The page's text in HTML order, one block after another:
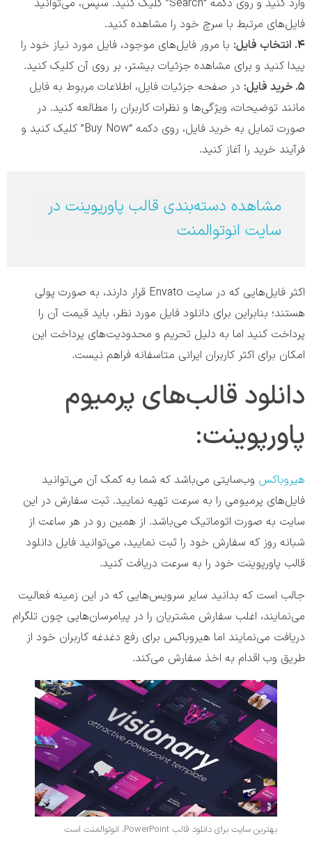
وارد کنید و روی دکمه “Search” کلیک کنید. سپس، می‌توانید
فایل‌های مرتبط با سرچ خود را مشاهده کنید.
۴. انتخاب فایل:
با مرور فایل‌های موجود، فایل مورد نیاز خود را
پیدا کنید و برای مشاهده جزئیات بیشتر، بر روی آن کلیک کنید.
۵. خرید فایل:
در صفحه جزئیات فایل، اطلاعات مربوط به فایل
مانند توضیحات، ویژگی‌ها و نظرات کاربران را مطالعه کنید. در
صورت تمایل به خرید فایل، روی دکمه “Buy Now” کلیک کنید و
فرآیند خرید را آغاز کنید.
مشاهده دسته‌بندی قالب پاورپوینت در
سایت انوتوالمنت
اکثر فایل‌هایی که در سایت Envato قرار دارند، به صورت پولی
هستند؛ بنابراین برای دانلود فایل مورد نظر، باید قیمت آن را
پرداخت کنید اما به دلیل تحریم و محدودیت‌های پرداخت این
امکان برای اکثر کاربران ایرانی متاسفانه فراهم نیست.
دانلود قالب‌های پرمیوم
پاورپوینت:
هیروباکس وب‌سایتی می‌باشد که شما به کمک آن می‌توانید
فایل‌های پرمیومی را به سرعت تهیه نمایید. ثبت سفارش در این
سایت به صورت اتوماتیک می‎‌باشد. از همین رو در هر ساعت از
شبانه روز که سفارش خود را ثبت نمایید، می‌‎توانید فایل دانلود
قالب پاورپوینت خود را به سرعت دریافت کنید.
جالب است که بدانید سایر سرویس‌هایی که در این زمینه فعالیت
می‌‎نمایند، اغلب سفارش مشتریان را در پیام‎رسان‌‏هایی چون تلگرام
دریافت می‏‌نمایند اما هیروباکس برای رفع دغدغه کاربران خود از
طریق وب اقدام به اخذ سفارش می‏‌کند.
بهترین سایت برای دانلود قالب PowerPoint، انوتوالمنت است